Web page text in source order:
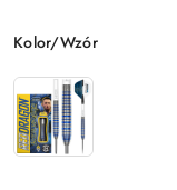
Wariant
Kolor/Wzór